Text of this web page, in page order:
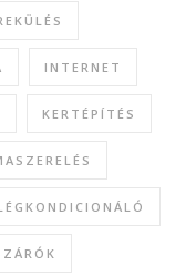
INTERNET
KERTÉPÍTÉS